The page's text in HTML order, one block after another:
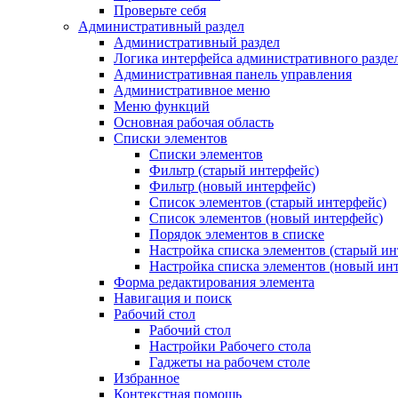
Проверьте себя
Административный раздел
Административный раздел
Логика интерфейса административного
Административная панель управления
Административное меню
Меню функций
Основная рабочая область
Списки элементов
Списки элементов
Фильтр (старый интерфейс)
Фильтр (новый интерфейс)
Список элементов (старый интерфейс)
Список элементов (новый интерфейс)
Порядок элементов в списке
Настройка списка элементов (старый
Настройка списка элементов (новый
Форма редактирования элемента
Навигация и поиск
Рабочий стол
Рабочий стол
Настройки Рабочего стола
Гаджеты на рабочем столе
Избранное
Контекстная помощь